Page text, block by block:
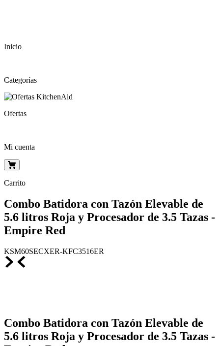
Inicio
Categorías
Ofertas
Mi cuenta
Carrito
Combo Batidora con Tazón Elevable de
5.6 litros Roja y Procesador de 3.5 Tazas -
Empire Red
KSM60SECXER-KFC3516ER
Combo Batidora con Tazón Elevable de
5.6 litros Roja y Procesador de 3.5 Tazas -